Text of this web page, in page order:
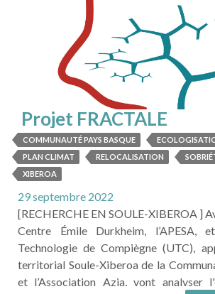
Projet FRACTALE
COMMUNAUTÉ PAYS BASQUE
PLAN CLIMAT
RELOCALISATION
XIBEROA
29 septembre 2022
[RECHERCHE EN SOULE-XIBEROA ]
Centre Émile Durkheim, l’APESA,
Technologie de Compiègne (UTC),
territorial Soule-Xiberoa de la
et l’Association Azia, vont analyser